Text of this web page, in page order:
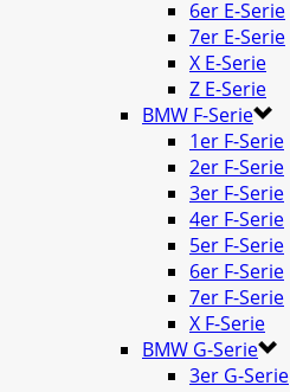
6er E-Serie
7er E-Serie
X E-Serie
Z E-Serie
BMW F-Serie
1er F-Serie
2er F-Serie
3er F-Serie
4er F-Serie
5er F-Serie
6er F-Serie
7er F-Serie
X F-Serie
BMW G-Serie
3er G-Serie